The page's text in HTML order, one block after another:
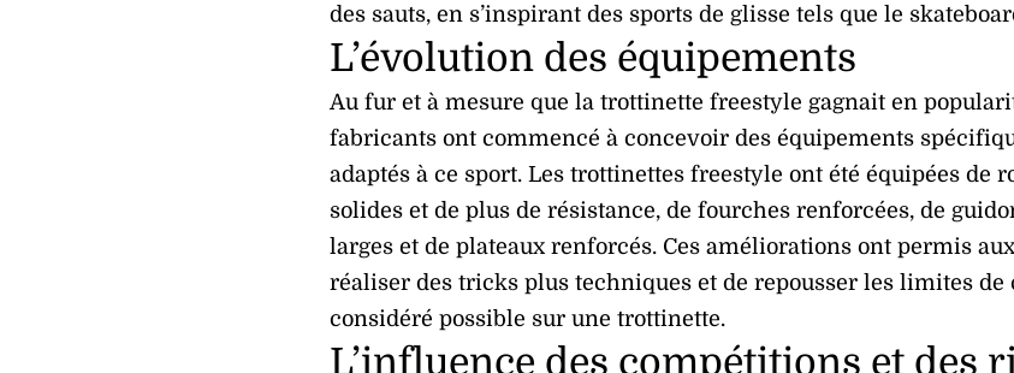
des sauts, en s’inspirant des sports de glisse tels que le
L’évolution des équipements
Au fur et à mesure que la trottinette freestyle gagnait en
fabricants ont commencé à concevoir des équipements
adaptés à ce sport. Les trottinettes freestyle ont été équipées de
solides et de plus de résistance, de fourches renforcées, de
larges et de plateaux renforcés. Ces améliorations ont permis
réaliser des tricks plus techniques et de repousser les limites de
considéré possible sur une trottinette.
L’influence des compétitions et des